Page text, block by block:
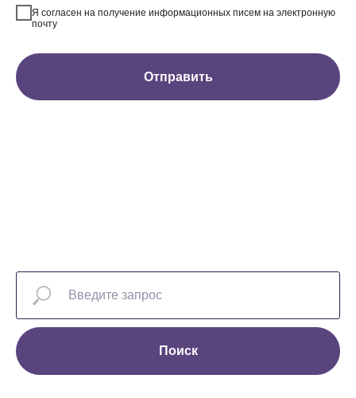
Я согласен на получение информационных писем на электронную
почту
Отправить
Поиск